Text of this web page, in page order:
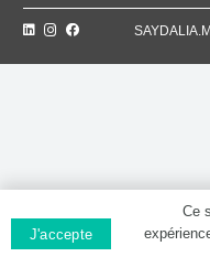
Ce
J'accepte